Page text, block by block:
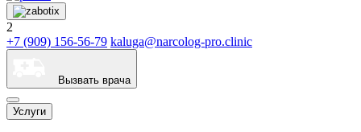
2
+7 (909) 156-56-79 kaluga@narcolog-pro.clinic
Вызвать врача
Услуги